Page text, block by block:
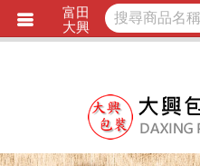
立即詢價 LINE詢問
富田
大興
會
忘
獨家商品